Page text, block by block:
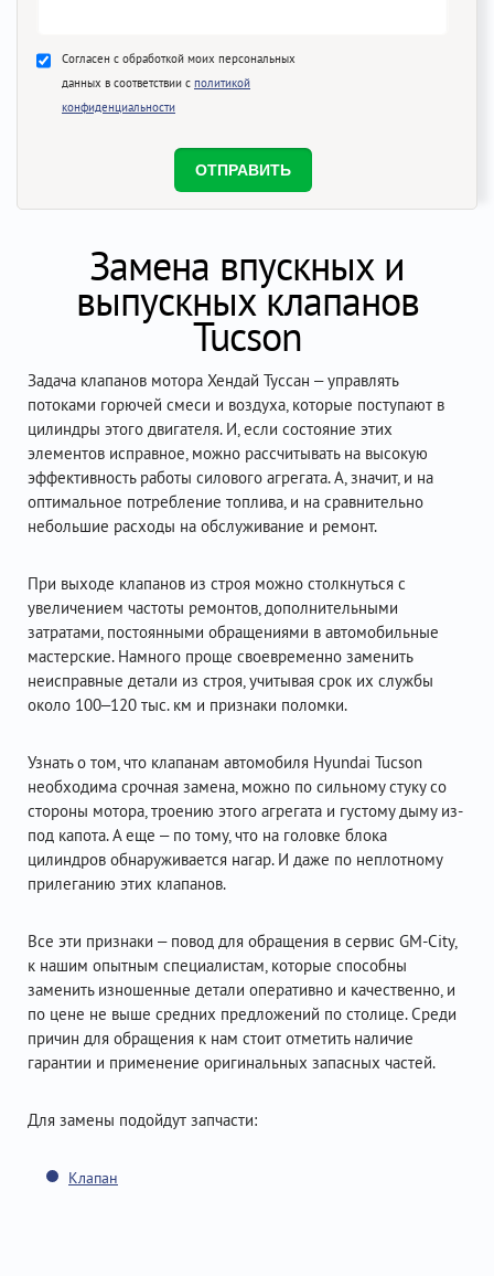
Согласен с обработкой моих персональных
данных в соответствии с политикой
конфиденциальности
Замена впускных и
выпускных клапанов
Tucson
Задача клапанов мотора Хендай Туссан – управлять
потоками горючей смеси и воздуха, которые поступают в
цилиндры этого двигателя. И, если состояние этих
элементов исправное, можно рассчитывать на высокую
эффективность работы силового агрегата. А, значит, и на
оптимальное потребление топлива, и на сравнительно
небольшие расходы на обслуживание и ремонт.
При выходе клапанов из строя можно столкнуться с
увеличением частоты ремонтов, дополнительными
затратами, постоянными обращениями в автомобильные
мастерские. Намного проще своевременно заменить
неисправные детали из строя, учитывая срок их службы
около 100–120 тыс. км и признаки поломки.
Узнать о том, что клапанам автомобиля Hyundai Tucson
необходима срочная замена, можно по сильному стуку со
стороны мотора, троению этого агрегата и густому дыму из-
под капота. А еще – по тому, что на головке блока
цилиндров обнаруживается нагар. И даже по неплотному
прилеганию этих клапанов.
Все эти признаки – повод для обращения в сервис GM-City,
к нашим опытным специалистам, которые способны
заменить изношенные детали оперативно и качественно, и
по цене не выше средних предложений по столице. Среди
причин для обращения к нам стоит отметить наличие
гарантии и применение оригинальных запасных частей.
Для замены подойдут запчасти:
Клапан